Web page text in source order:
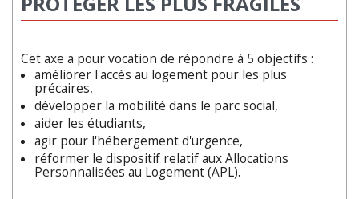
Cet axe a pour vocation de répondre à 5 objectifs :
améliorer l'accès au logement pour les plus
précaires,
développer la mobilité dans le parc social,
aider les étudiants,
agir pour l'hébergement d'urgence,
réformer le dispositif relatif aux Allocations
Personnalisées au Logement (APL).